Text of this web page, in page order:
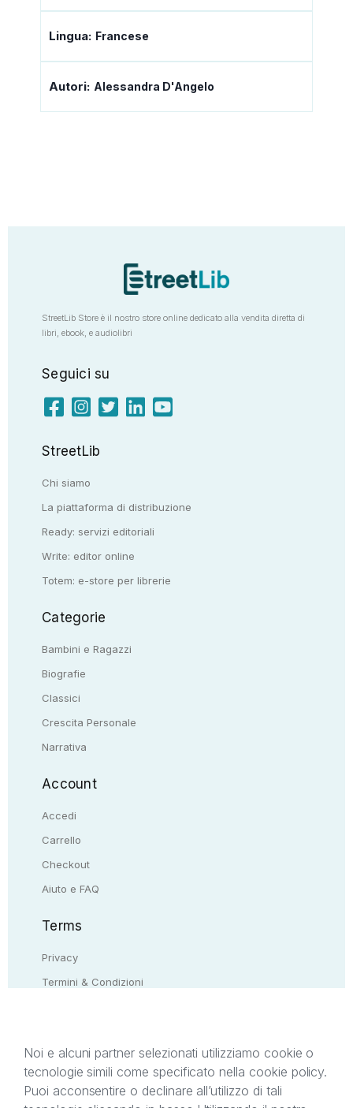
Lingua: Francese
Autori: Alessandra D'Angelo
StreetLib Store è il nostro store online dedicato alla vendita diretta di
libri, ebook, e audiolibri
Seguici su
StreetLib
Chi siamo
La piattaforma di distribuzione
Ready: servizi editoriali
Write: editor online
Totem: e-store per librerie
Categorie
Bambini e Ragazzi
Biografie
Classici
Crescita Personale
Narrativa
Account
Accedi
Carrello
Checkout
Aiuto e FAQ
Terms
Privacy
Termini & Condizioni
Il presente sito web è di proprietà di StreetLib S.r.l.
C.F. e P.IVA 05338720963. StreetLib S.r.l. è
Noi e alcuni partner selezionati utilizziamo cookie o
tecnologie simili come specificato nella cookie policy.
Puoi acconsentire o declinare all’utilizzo di tali